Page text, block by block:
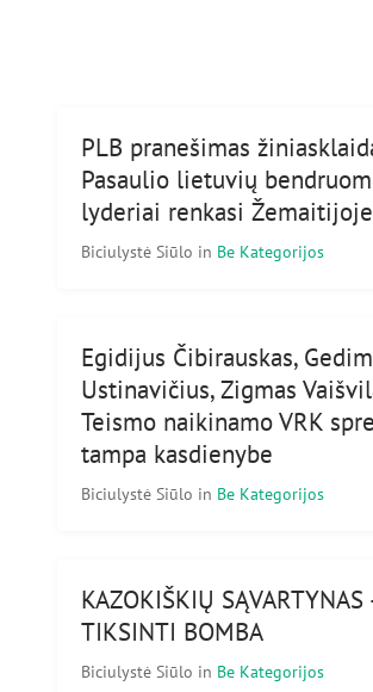
PLB pranešimas
Pasaulio lietuvių
lyderiai renkasi Žemaitijoje
Biciulystė Siūlo in Be Kategorijos
Egidijus Čibirauskas,
Ustinavičius, Zigmas
Teismo naikinamo VRK
tampa kasdienybe
Biciulystė Siūlo in Be Kategorijos
KAZOKIŠKIŲ SĄVARTYNAS
TIKSINTI BOMBA
Biciulystė Siūlo in Be Kategorijos